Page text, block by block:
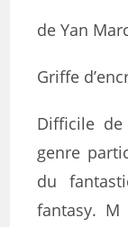
de Yan
Griffe
Difficile
genre
du
fantasy.